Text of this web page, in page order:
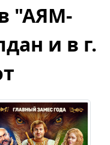
"АЯМ-
и в г.